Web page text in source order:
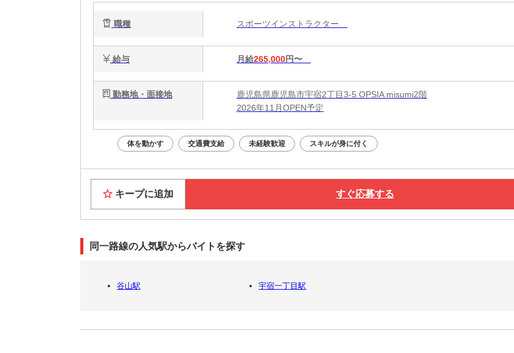
職種 スポーツインストラクター
給与 月給265,000円〜
勤務地・面接地
鹿児島県鹿児島市宇宿2丁目3-5 OPSIA misumi2階
2026年11月OPEN予定
体を動かす 交通費支給 未経験歓迎 スキルが身に付く
キープに追加 すぐ応募する
同一路線の人気駅からバイトを探す
谷山駅 宇宿一丁目駅